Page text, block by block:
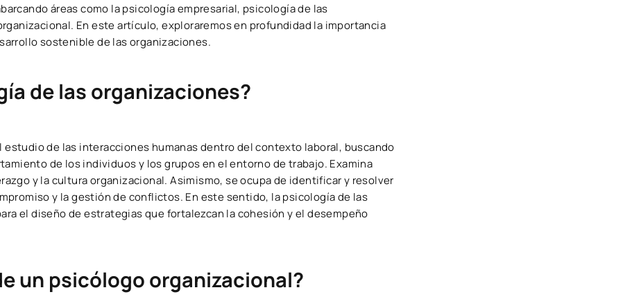
áreas como la psicología empresarial, psicología de las
En este artículo, exploraremos en profundidad la importancia
sostenible de las organizaciones.
de las organizaciones?
de las interacciones humanas dentro del contexto laboral, buscando
de los individuos y los grupos en el entorno de trabajo. Examina
y la cultura organizacional. Asimismo, se ocupa de identificar y resolver
y la gestión de conflictos. En este sentido, la psicología de las
el diseño de estrategias que fortalezcan la cohesión y el desempeño
un psicólogo organizacional?